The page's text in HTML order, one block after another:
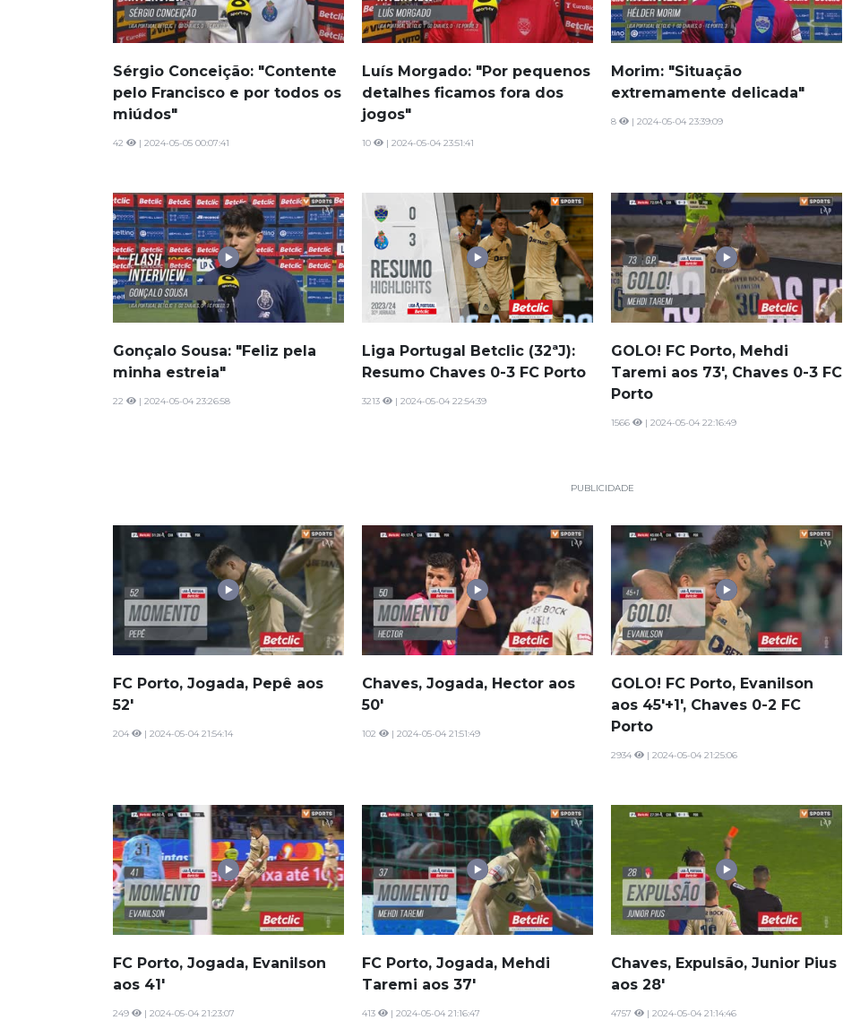
Sérgio Conceição: "Contente
pelo Francisco e por todos os
miúdos"
42 | 2024-05-05 00:07:41
Luís Morgado: "Por pequenos
detalhes ficamos fora dos
jogos"
10 | 2024-05-04 23:51:41
Morim: "Situação
extremamente delicada"
8 | 2024-05-04 23:39:09
Gonçalo Sousa: "Feliz pela
minha estreia"
22 | 2024-05-04 23:26:58
Liga Portugal Betclic (32ªJ):
Resumo Chaves 0-3 FC Porto
3213 | 2024-05-04 22:54:39
GOLO! FC Porto, Mehdi
Taremi aos 73', Chaves 0-3 FC
Porto
1566 | 2024-05-04 22:16:49
PUBLICIDADE
FC Porto, Jogada, Pepê aos
52'
204 | 2024-05-04 21:54:14
Chaves, Jogada, Hector aos
50'
102 | 2024-05-04 21:51:49
GOLO! FC Porto, Evanilson
aos 45'+1', Chaves 0-2 FC
Porto
2934 | 2024-05-04 21:25:06
FC Porto, Jogada, Evanilson
aos 41'
249 | 2024-05-04 21:23:07
FC Porto, Jogada, Mehdi
Taremi aos 37'
413 | 2024-05-04 21:16:47
Chaves, Expulsão, Junior Pius
aos 28'
4757 | 2024-05-04 21:14:46